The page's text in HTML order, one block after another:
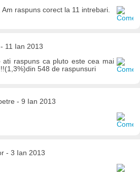
raspuns corect la 11 intrebari.
11 Ian 2013
ati raspuns ca pluto este cea mai
548 de raspunsuri
- 9 Ian 2013
- 3 Ian 2013